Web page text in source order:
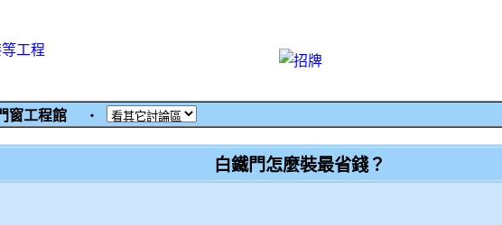
工程
窗工程館 ‧
白鐵門怎麼裝最省錢？